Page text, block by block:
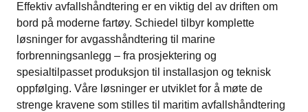
Effektiv avfallshåndtering er en viktig del av driften om
bord på moderne fartøy. Schiedel tilbyr komplette
løsninger for avgasshåndtering til marine
forbrenningsanlegg – fra prosjektering og
spesialtilpasset produksjon til installasjon og teknisk
oppfølging. Våre løsninger er utviklet for å møte de
strenge kravene som stilles til maritim avfallshåndtering